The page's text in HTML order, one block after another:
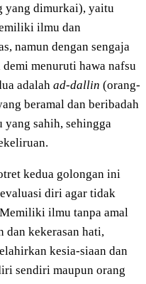
yang dimurkai), yaitu
ilmu dan
namun dengan sengaja
menuruti hawa nafsu
adalah ad-dallin (orang-
beramal dan beribadah
sahih, sehingga
kedua golongan ini
diri agar tidak
ilmu tanpa amal
kekerasan hati,
kesia-siaan dan
sendiri maupun orang